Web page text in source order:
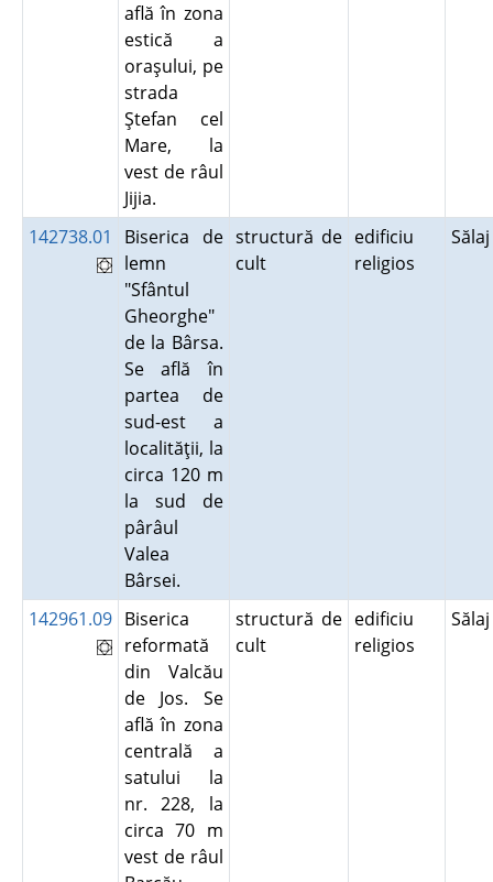
află în zona
estică a
oraşului, pe
strada
Ştefan cel
Mare, la
vest de râul
Jijia.
142738.01
Biserica de
lemn
"Sfântul
Gheorghe"
de la Bârsa.
Se află în
partea de
sud-est a
localităţii, la
circa 120 m
la sud de
pârâul
Valea
Bârsei.
structură de
cult
edificiu
religios
142961.09 Biserica
reformată
din Valcău
de Jos. Se
află în zona
centrală a
satului la
nr. 228, la
circa 70 m
vest de râul
structură de
cult
edificiu
religios